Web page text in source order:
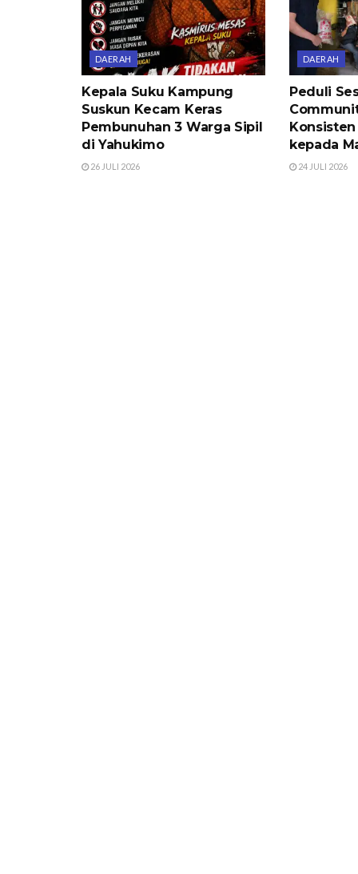
DAERAH
Kepala Suku Kampung
Suskun Kecam Keras
Pembunuhan 3 Warga Sipil
di Yahukimo
26 JULI 2026
DAERAH
Peduli
kepada
24 JULI 2026